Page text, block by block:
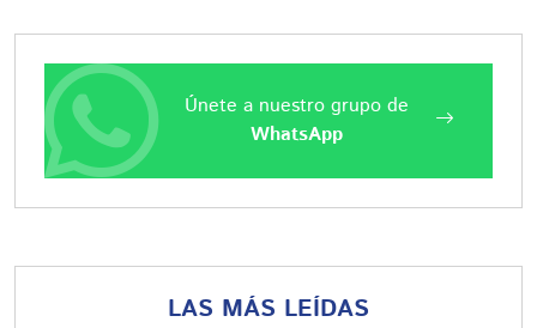
Únete a nuestro grupo de
WhatsApp
LAS MÁS LEÍDAS